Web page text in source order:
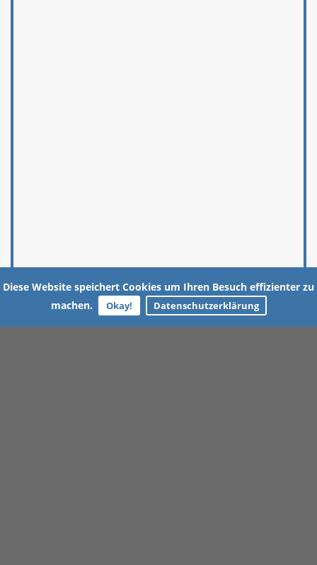
Diese Website speichert Cookies um Ihren Besuch effizienter zu
machen.
Okay! Datenschutzerklärung